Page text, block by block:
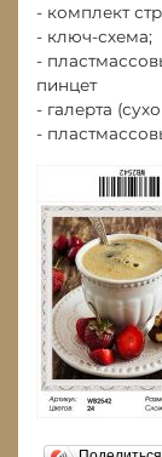
- комплект
- ключ-схема;
-
пинцет
- галерта
-